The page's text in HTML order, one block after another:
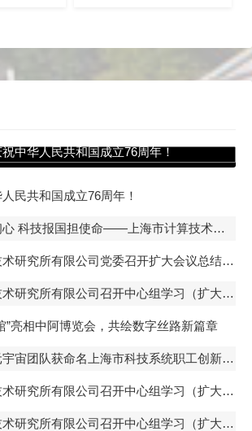
构建校外
中华人民共和国成立76周年！
民共和国成立76周年！
命——上海市计算技术研究所有限公司第一、第二、第五党支部组织观看电影《731》
研究所有限公司党委召开扩大会议总结学习教育
有限公司召开中心组学习（扩大）会——组织观看抗战胜利80周年阅兵
”亮相中阿博览会，共绘数字丝路新篇章
宙团队获命名上海市科技系统职工创新工作室
所有限公司召开中心组学习（扩大）会——专题学习内控管理
司召开中心组学习（扩大）会——专题学习数据流通与数据合规 数据产权与公共数据授权运营